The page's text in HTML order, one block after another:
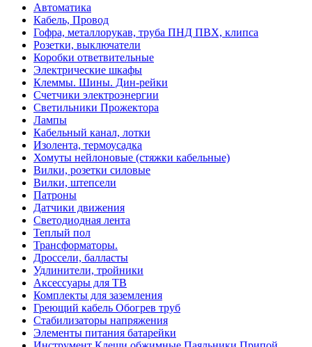
Автоматика
Кабель, Провод
Гофра, металлорукав, труба ПНД ПВХ, клипса
Розетки, выключатели
Коробки ответвительные
Электрические шкафы
Клеммы. Шины. Дин-рейки
Счетчики электроэнергии
Светильники Прожектора
Лампы
Кабельный канал, лотки
Изолента, термоусадка
Хомуты нейлоновые (стяжки кабельные)
Вилки, розетки силовые
Вилки, штепсели
Патроны
Датчики движения
Светодиодная лента
Теплый пол
Трансформаторы.
Дроссели, балласты
Удлинители, тройники
Аксессуары для ТВ
Комплекты для заземления
Греющий кабель Обогрев труб
Стабилизаторы напряжения
Элементы питания батарейки